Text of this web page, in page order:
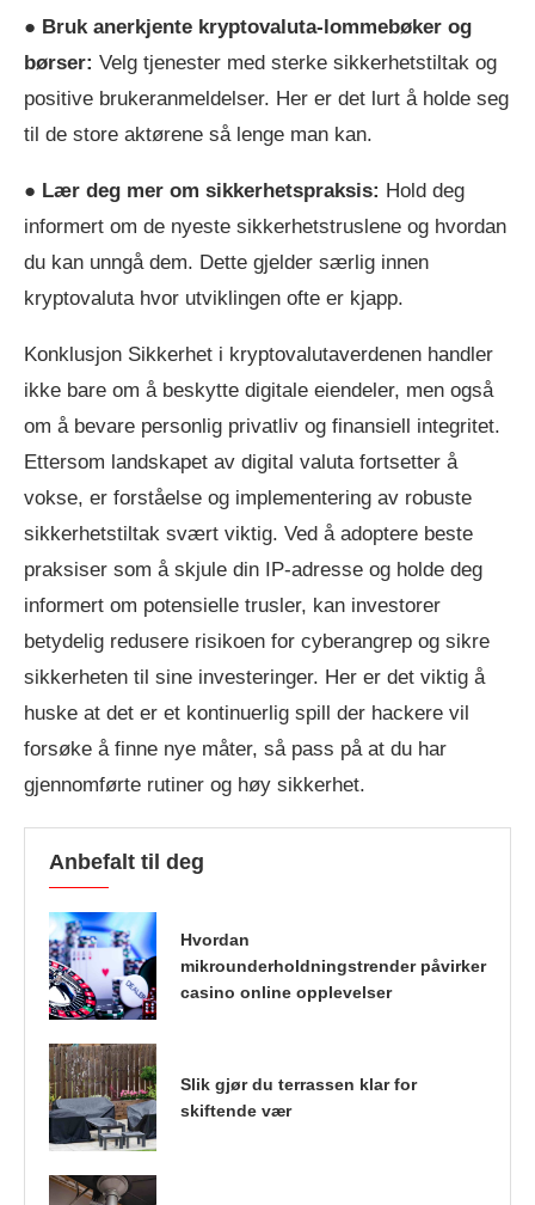
● Bruk anerkjente kryptovaluta-lommebøker og
børser: Velg tjenester med sterke sikkerhetstiltak og
positive brukeranmeldelser. Her er det lurt å holde seg
til de store aktørene så lenge man kan.
● Lær deg mer om sikkerhetspraksis: Hold deg
informert om de nyeste sikkerhetstruslene og hvordan
du kan unngå dem. Dette gjelder særlig innen
kryptovaluta hvor utviklingen ofte er kjapp.
Konklusjon Sikkerhet i kryptovalutaverdenen handler
ikke bare om å beskytte digitale eiendeler, men også
om å bevare personlig privatliv og finansiell integritet.
Ettersom landskapet av digital valuta fortsetter å
vokse, er forståelse og implementering av robuste
sikkerhetstiltak svært viktig. Ved å adoptere beste
praksiser som å skjule din IP-adresse og holde deg
informert om potensielle trusler, kan investorer
betydelig redusere risikoen for cyberangrep og sikre
sikkerheten til sine investeringer. Her er det viktig å
huske at det er et kontinuerlig spill der hackere vil
forsøke å finne nye måter, så pass på at du har
gjennomførte rutiner og høy sikkerhet.
Anbefalt til deg
Hvordan
mikrounderholdningstrender påvirker
casino online opplevelser
Slik gjør du terrassen klar for
skiftende vær